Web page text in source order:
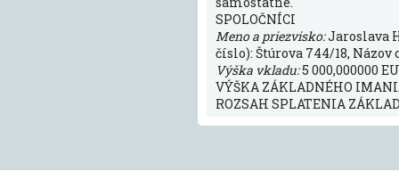
SPOLOČNÍCI
Meno a priezvisko:Jaroslava
číslo): Štúrova 744/18, Názov
Výška vkladu:5 000,000000
VÝŠKA ZÁKLADNÉHO
ROZSAH SPLATENIA